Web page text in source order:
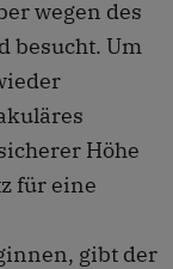
wegen des
besucht. Um
Höhe
für eine
gibt der